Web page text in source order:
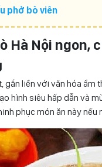
phở bò viên
Hà Nội ngon,
gắn liền với văn hóa
hình siêu hấp dẫn và
phục món ăn này